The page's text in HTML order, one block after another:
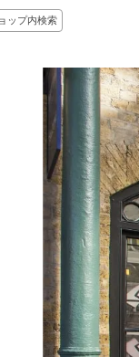
ップ内検索